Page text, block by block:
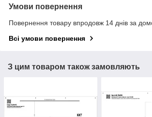
Умови повернення
Повернення товару впродовж 14 днів за
Всі умови повернення
З цим товаром також замовляють